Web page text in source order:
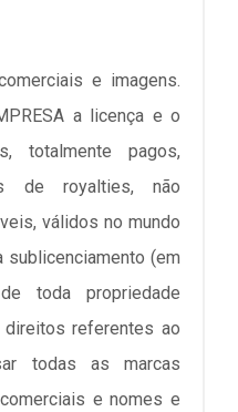
e imagens.
a licença e o
totalmente pagos,
de royalties, não
válidos no mundo
sublicenciamento (em
toda propriedade
referentes ao
todas as marcas
e nomes e